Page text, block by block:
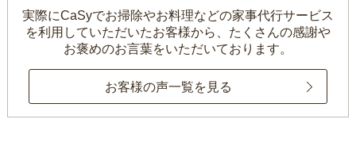
実際にCaSyでお掃除やお料理などの家事代行サービス
を利用していただいたお客様から、 たくさんの感謝や
お褒めのお言葉をいただいております。
お客様の声一覧を見る